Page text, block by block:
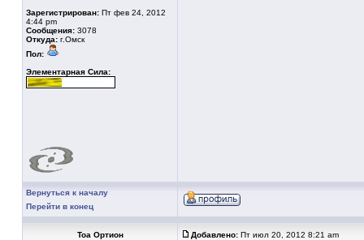
Зарегистрирован: Пт фев 24, 2012
4:44 pm
Сообщения: 3078
Откуда: г.Омск
Пол:
Элементарная Сила:
Вернуться к началу
Перейти в конец
Тоа Ортион Добавлено: Пт июл 20, 2012 8:21 am